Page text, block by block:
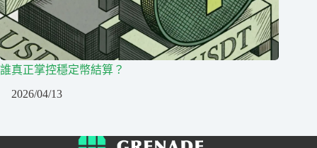
誰真正掌控穩定幣結算？
2026/04/13